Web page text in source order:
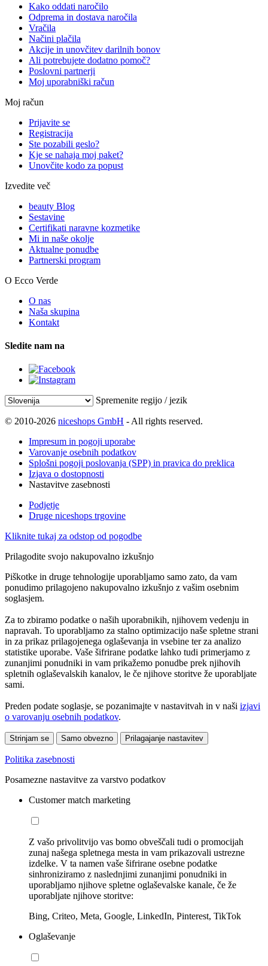
Kako oddati naročilo
Odprema in dostava naročila
Vračila
Načini plačila
Akcije in unovčitev darilnih bonov
Ali potrebujete dodatno pomoč?
Poslovni partnerji
Moj uporabniški račun
Moj račun
Prijavite se
Registracija
Ste pozabili geslo?
Kje se nahaja moj paket?
Unovčite kodo za popust
Izvedite več
beauty Blog
Sestavine
Certifikati naravne kozmetike
Mi in naše okolje
Aktualne ponudbe
Partnerski program
O Ecco Verde
O nas
Naša skupina
Kontakt
Sledite nam na
Spremenite regijo / jezik
© 2010-2026 niceshops GmbH - All rights reserved.
Impresum in pogoji uporabe
Varovanje osebnih podatkov
Splošni pogoji poslovanja (SPP) in pravica do preklica
Izjava o dostopnosti
Nastavitve zasebnosti
Podjetje
Druge niceshops trgovine
Kliknite tukaj za odstop od pogodbe
Prilagodite svojo nakupovalno izkušnjo
Piškotke in druge tehnologije uporabljamo samo zato, da vam
ponudimo prilagojeno nakupovalno izkušnjo z vašim osebnim
soglasjem.
Za to zbiramo podatke o naših uporabnikih, njihovem vedenju in
napravah. To uporabljamo za stalno optimizacijo naše spletne strani
in za prikaz prilagojenega oglaševanja in vsebine ter za analizo
statistike uporabe. Vaše šifrirane podatke lahko tudi primerjamo z
zunanjimi ponudniki in vam prikažemo ponudbe prek njihovih
spletnih oglaševalskih kanalov, le če njihove storitve že uporabljate
sami.
Preden podate soglasje, se pozanimajte v nastavitvah in v naši izjavi
o varovanju osebnih podatkov.
Strinjam se Samo obvezno Prilagajanje nastavitev
Politika zasebnosti
Posamezne nastavitve za varstvo podatkov
Customer match marketing
Z vašo privolitvijo vas bomo obveščali tudi o promocijah
zunaj našega spletnega mesta in vam prikazovali ustrezne
izdelke. V ta namen vaše šifrirane osebne podatke
sinhroniziramo z naslednjimi zunanjimi ponudniki in
uporabljamo njihove spletne oglaševalske kanale, če že
uporabljate njihove storitve:
Bing, Criteo, Meta, Google, LinkedIn, Pinterest, TikTok
Oglaševanje